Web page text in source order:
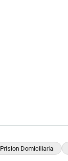
Prision Domiciliaria